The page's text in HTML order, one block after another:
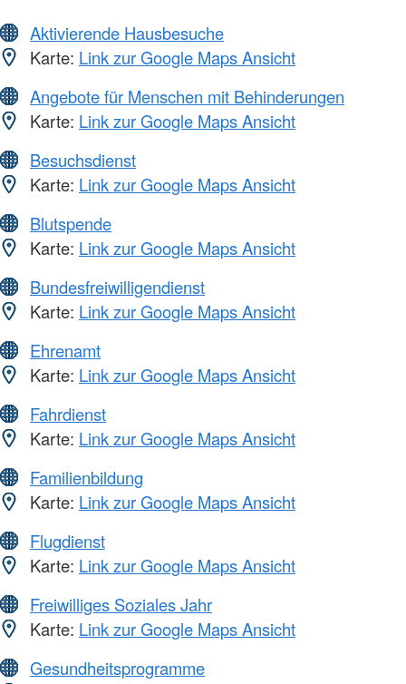
Aktivierende Hausbesuche
Karte: Link zur Google Maps Ansicht
Angebote für Menschen mit Behinderungen
Karte: Link zur Google Maps Ansicht
Besuchsdienst
Karte: Link zur Google Maps Ansicht
Blutspende
Karte: Link zur Google Maps Ansicht
Bundesfreiwilligendienst
Karte: Link zur Google Maps Ansicht
Ehrenamt
Karte: Link zur Google Maps Ansicht
Fahrdienst
Karte: Link zur Google Maps Ansicht
Familienbildung
Karte: Link zur Google Maps Ansicht
Flugdienst
Karte: Link zur Google Maps Ansicht
Freiwilliges Soziales Jahr
Karte: Link zur Google Maps Ansicht
Gesundheitsprogramme